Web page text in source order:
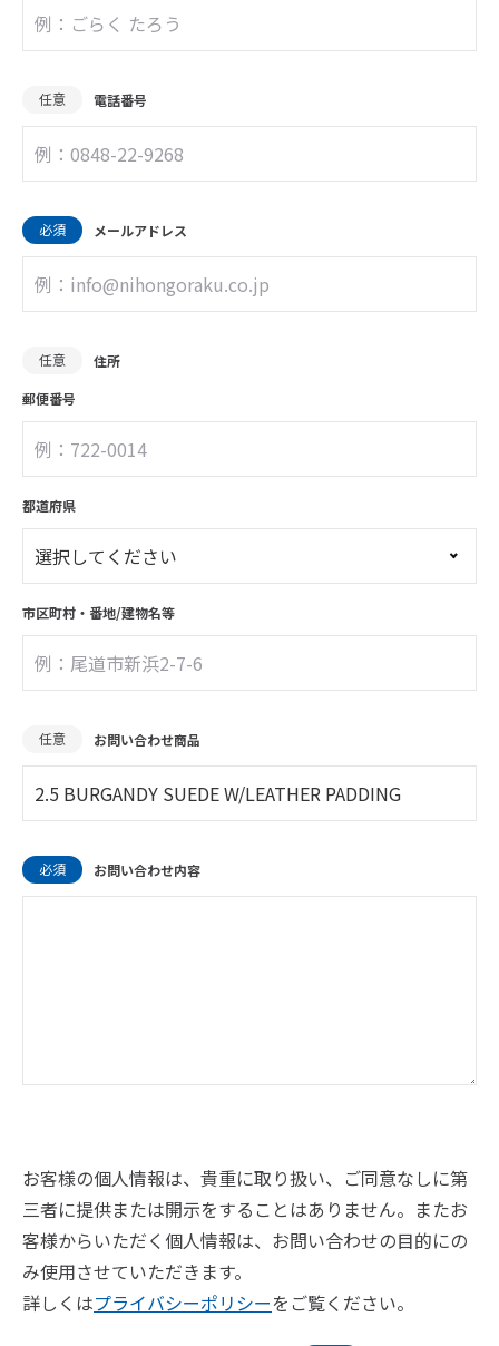
任意 電話番号
必須 メールアドレス
任意
住所
郵便番号
都道府県
市区町村・ 番地/建物名等
任意 お問い合わせ商品
必須 お問い合わせ内容
お客様の個人情報は、貴重に取り扱い、ご同意なしに第
三者に提供または開示をすることはありません。またお
客様からいただく個人情報は、お問い合わせの目的にの
み使用させていただきます。
詳しくはプライバシーポリシーをご覧ください。